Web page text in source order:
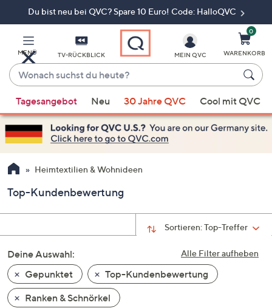
Du bist neu bei QVC? Spare 10 Euro! Code: HalloQVC
MENÜ TV-RÜCKBLICK
Wonach
suchst
du
heute?
Vorschläge
verfügbar
sind,
verwenden
Sie
Pfeiltasten
nach
und
nach
unten
oder
wischen
MEIN QVC
0
WARENKORB
Tagesangebot Neu 30 Jahre QVC Cool mit QVC
Heimtextilien & Wohnideen
Top-Kundenbewertung
Sortieren:Top-Treffer
Alle Filter aufheben
Deine Auswahl:
Gepunktet
Top-Kundenbewertung
Ranken & Schnörkel